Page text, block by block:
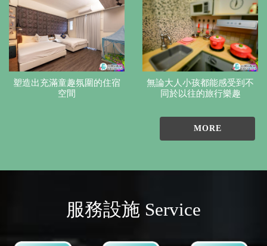
塑造出充滿童趣氛圍的住宿
空間
無論大人小孩都能感受到不
同於以往的旅行樂趣
MORE
服務設施 Service